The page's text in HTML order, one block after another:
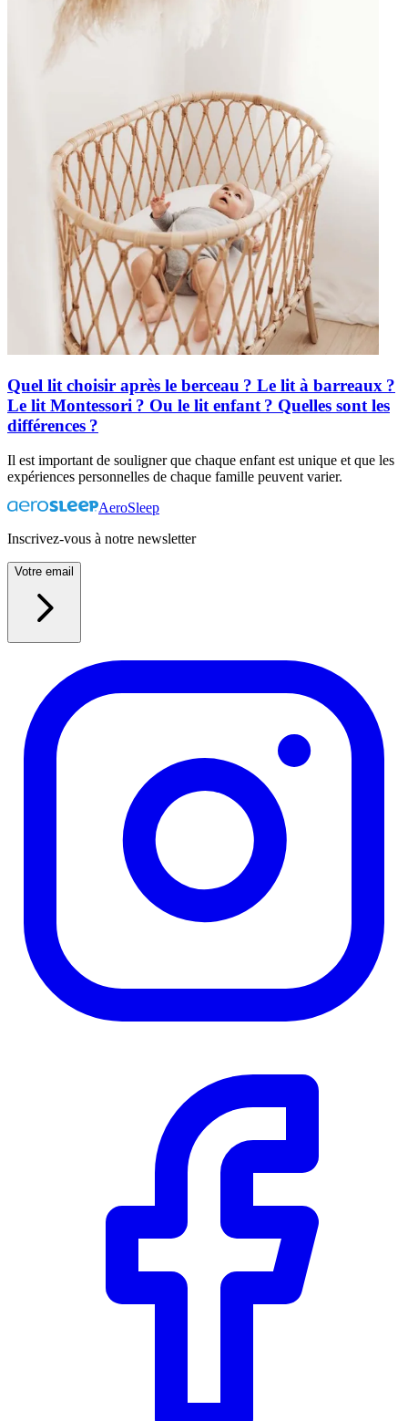
Quel lit choisir après le berceau ? Le lit à barreaux ?
Le lit Montessori ? Ou le lit enfant ? Quelles sont les
différences ?
Il est important de souligner que chaque enfant est unique et que les
expériences personnelles de chaque famille peuvent varier.
AeroSleep
Inscrivez-vous à notre newsletter
Votre email